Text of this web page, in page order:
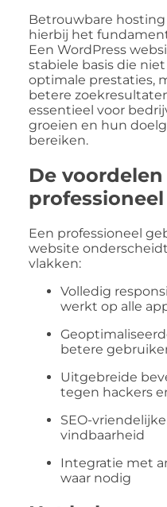
Betrouwbare
hierbij het
Een WordPress
stabiele basis die
optimale prestaties,
betere
essentieel voor
groeien en hun
bereiken.
De voordelen
Een professioneel
website
vlakken:
Volledig
werkt op alle
betere
Uitgebreide
tegen hackers
SEO-
vindbaarheid
Integratie met
waar nodig